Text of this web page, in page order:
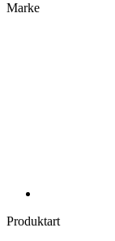
Marke
Produktart